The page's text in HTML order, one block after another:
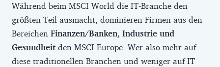
Während beim MSCI World die IT-Branche den
größten Teil ausmacht, dominieren Firmen aus den
Bereichen Finanzen/Banken, Industrie und
Gesundheit den MSCI Europe. Wer also mehr auf
diese traditionellen Branchen und weniger auf IT